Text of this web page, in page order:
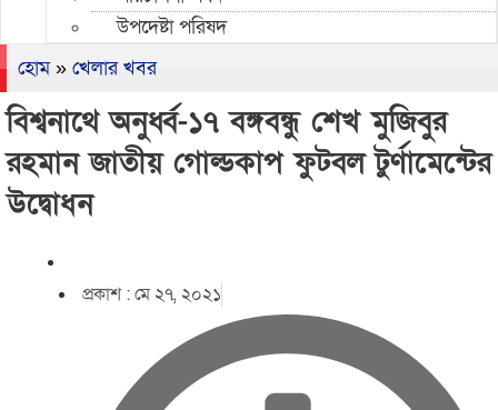
উপদেষ্টা পরিষদ
হোম» খেলার খবর
বিশ্বনাথে অনুর্ধ্ব-১৭ বঙ্গবন্ধু শেখ মুজিবুর
রহমান জাতীয় গোল্ডকাপ ফুটবল টুর্ণামেন্টের
উদ্বোধন
প্রকাশ :মে ২৭, ২০২১